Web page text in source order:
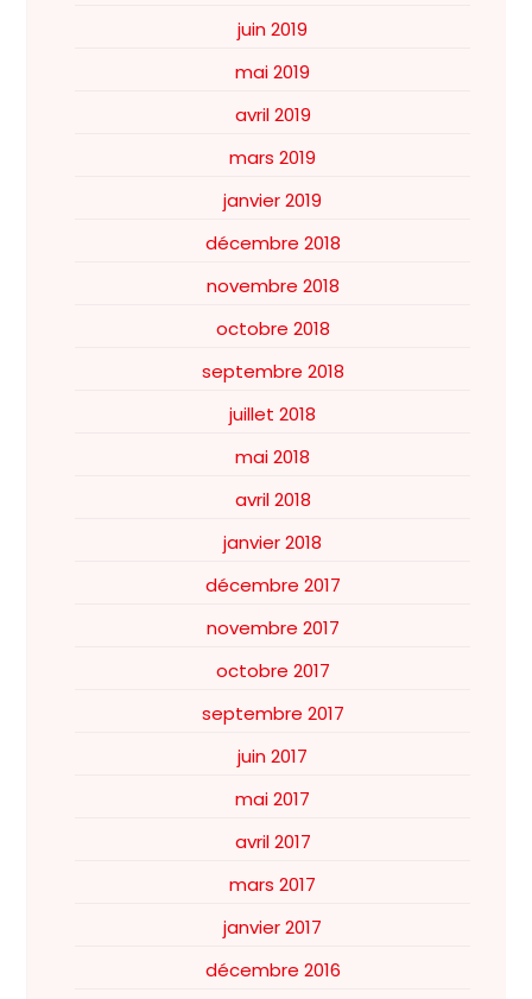
juin 2019
mai 2019
avril 2019
mars 2019
janvier 2019
décembre 2018
novembre 2018
octobre 2018
septembre 2018
juillet 2018
mai 2018
avril 2018
janvier 2018
décembre 2017
novembre 2017
octobre 2017
septembre 2017
juin 2017
mai 2017
avril 2017
mars 2017
janvier 2017
décembre 2016